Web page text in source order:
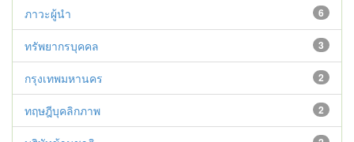
6
ภาวะผู้นำ
3
ทรัพยากรบุคคล
2
กรุงเทพมหานคร
2
ทฤษฎีบุคลิกภาพ